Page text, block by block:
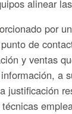
alinear
por
de
y ventas
a
justificación